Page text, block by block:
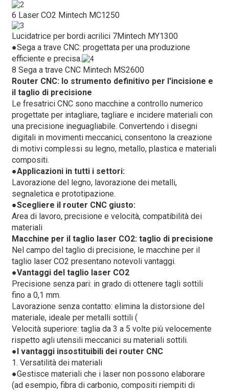
6 Laser CO2 Mintech MC1250
Lucidatrice per bordi acrilici 7Mintech MY1300
●Sega a trave CNC: progettata per una produzione
efficiente e precisa.
8 Sega a trave CNC Mintech MS2600
Router CNC: lo strumento definitivo per l'incisione e
il taglio di precisione
Le fresatrici CNC sono macchine a controllo numerico
progettate per intagliare, tagliare e incidere materiali con
una precisione ineguagliabile. Convertendo i disegni
digitali in movimenti meccanici, consentono la creazione
di motivi complessi su legno, metallo, plastica e materiali
compositi.
●Applicazioni in tutti i settori:
Lavorazione del legno, lavorazione dei metalli,
segnaletica e prototipazione.
●Scegliere il router CNC giusto:
Area di lavoro, precisione e velocità, compatibilità dei
materiali
Macchine per il taglio laser CO2: taglio di precisione
Nel campo del taglio di precisione, le macchine per il
taglio laser CO2 presentano notevoli vantaggi.
●Vantaggi del taglio laser CO2
Precisione senza pari: in grado di ottenere tagli sottili
fino a 0,1 mm.
Lavorazione senza contatto: elimina la distorsione del
materiale, ideale per metalli sottili (
Velocità superiore: taglia da 3 a 5 volte più velocemente
rispetto agli utensili meccanici su materiali sottili.
● I vantaggi insostituibili dei router CNC
1. Versatilità dei materiali
●Gestisce materiali che i laser non possono elaborare
(ad esempio, fibra di carbonio, compositi riempiti di